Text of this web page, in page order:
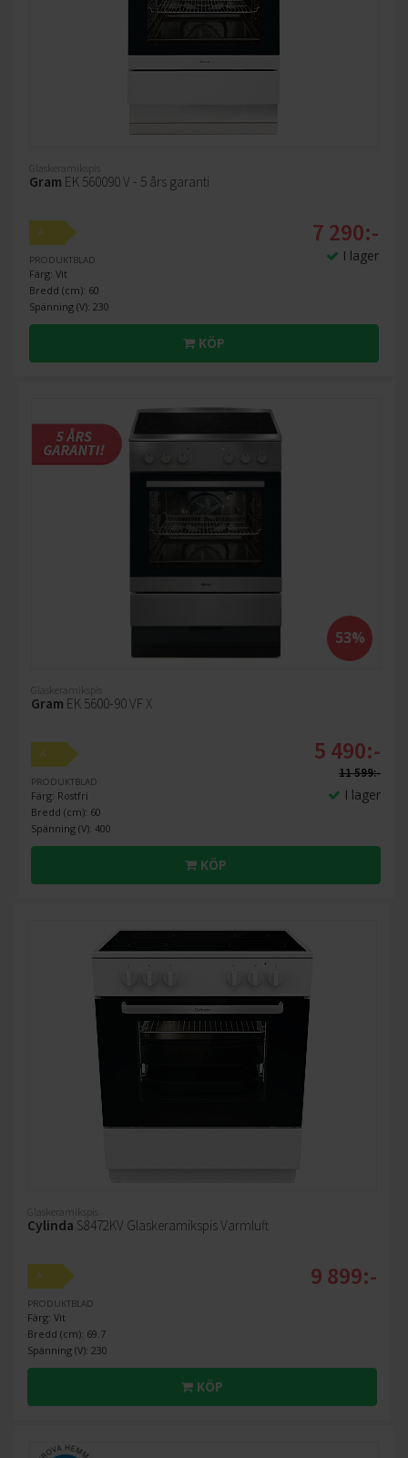
Glaskeramikspis
Gram EK 560090 V - 5 års garanti
A
PRODUKTBLAD
Färg: Vit
Bredd (cm): 60
Spänning (V): 230
7 290:-
I lager
KÖP
53%
Glaskeramikspis
Gram EK 5600-90 VF X
A
PRODUKTBLAD
Färg: Rostfri
Bredd (cm): 60
Spänning (V): 400
5 490:-
11 599:-
I lager
KÖP
Glaskeramikspis
Cylinda S8472KV Glaskeramikspis Varmluft
A
PRODUKTBLAD
Färg: Vit
Bredd (cm): 69.7
Spänning (V): 230
9 899:-
KÖP